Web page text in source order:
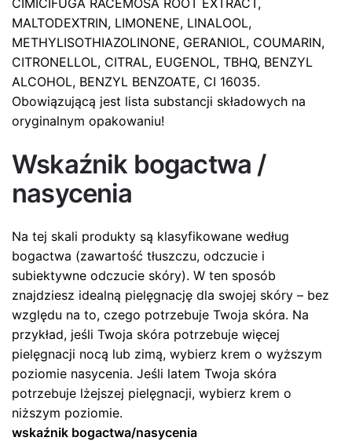
CIMICIFUGA RACEMOSA ROOT EXTRACT,
MALTODEXTRIN, LIMONENE, LINALOOL,
METHYLISOTHIAZOLINONE, GERANIOL, COUMARIN,
CITRONELLOL, CITRAL, EUGENOL, TBHQ, BENZYL
ALCOHOL, BENZYL BENZOATE, CI 16035.
Obowiązującą jest lista substancji składowych na
oryginalnym opakowaniu!
Wskaźnik bogactwa /
nasycenia
Na tej skali produkty są klasyfikowane według
bogactwa (zawartość tłuszczu, odczucie i
subiektywne odczucie skóry). W ten sposób
znajdziesz idealną pielęgnację dla swojej skóry – bez
względu na to, czego potrzebuje Twoja skóra. Na
przykład, jeśli Twoja skóra potrzebuje więcej
pielęgnacji nocą lub zimą, wybierz krem ​​o wyższym
poziomie nasycenia. Jeśli latem Twoja skóra
potrzebuje lżejszej pielęgnacji, wybierz krem ​​o
niższym poziomie.
wskaźnik bogactwa/nasycenia